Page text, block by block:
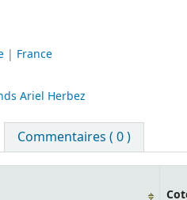
| France
Ariel Herbez
Commentaires ( 0 )